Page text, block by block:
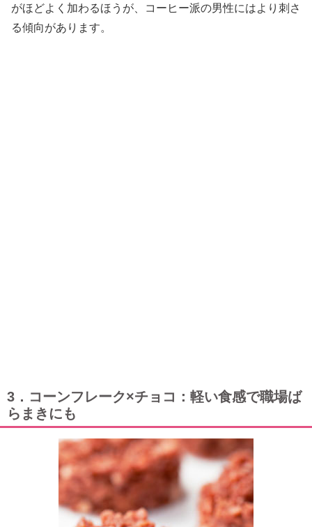
がほどよく加わるほうが、コーヒー派の男性にはより刺さ
る傾向があります。
3．コーンフレーク×チョコ：軽い食感で職場ば
らまきにも